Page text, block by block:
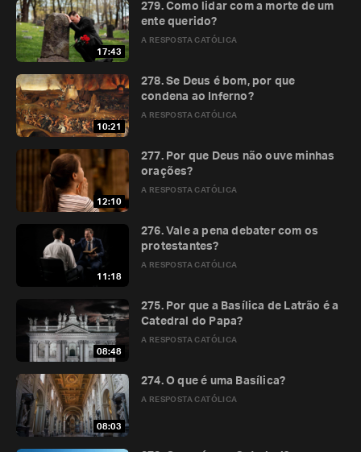
17:43
A RESPOSTA CATÓLICA
279. Como lidar com a morte de um
ente querido?
10:21
A RESPOSTA CATÓLICA
278. Se Deus é bom, por que
condena ao Inferno?
12:10
A RESPOSTA CATÓLICA
277. Por que Deus não ouve minhas
orações?
11:18
A RESPOSTA CATÓLICA
276. Vale a pena debater com os
protestantes?
08:48
A RESPOSTA CATÓLICA
275. Por que a Basílica de Latrão é a
Catedral do Papa?
08:03
A RESPOSTA CATÓLICA
274. O que é uma Basílica?